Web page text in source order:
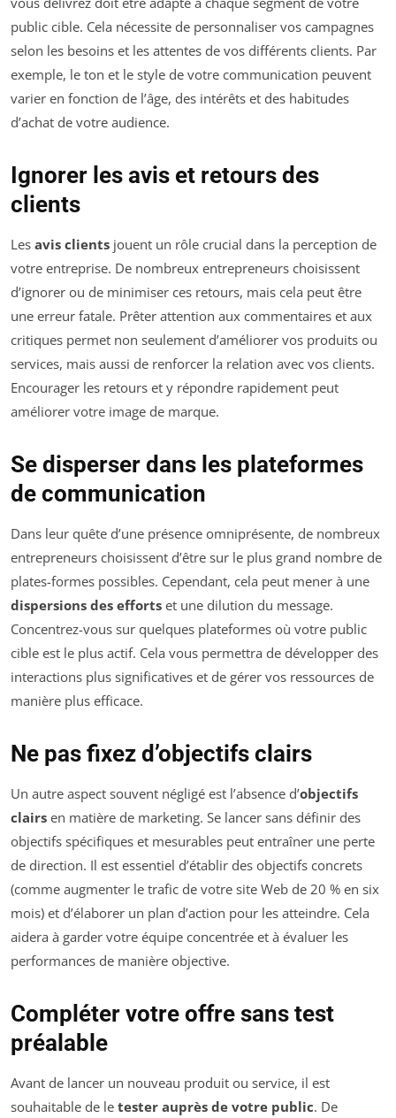
public cible. Cela nécessite de personnaliser vos campagnes
selon les besoins et les attentes de vos différents clients. Par
exemple, le ton et le style de votre communication peuvent
varier en fonction de l’âge, des intérêts et des habitudes
d’achat de votre audience.
Ignorer les avis et retours des
clients
Les avis clients jouent un rôle crucial dans la perception de
votre entreprise. De nombreux entrepreneurs choisissent
d’ignorer ou de minimiser ces retours, mais cela peut être
une erreur fatale. Prêter attention aux commentaires et aux
critiques permet non seulement d’améliorer vos produits ou
services, mais aussi de renforcer la relation avec vos clients.
Encourager les retours et y répondre rapidement peut
améliorer votre image de marque.
Se disperser dans les plateformes
de communication
Dans leur quête d’une présence omniprésente, de nombreux
entrepreneurs choisissent d’être sur le plus grand nombre de
plates-formes possibles. Cependant, cela peut mener à une
dispersions des efforts et une dilution du message.
Concentrez-vous sur quelques plateformes où votre public
cible est le plus actif. Cela vous permettra de développer des
interactions plus significatives et de gérer vos ressources de
manière plus efficace.
Ne pas fixez d’objectifs clairs
Un autre aspect souvent négligé est l’absence d’objectifs
clairs en matière de marketing. Se lancer sans définir des
objectifs spécifiques et mesurables peut entraîner une perte
de direction. Il est essentiel d’établir des objectifs concrets
(comme augmenter le trafic de votre site Web de 20 % en six
mois) et d’élaborer un plan d’action pour les atteindre. Cela
aidera à garder votre équipe concentrée et à évaluer les
performances de manière objective.
Compléter votre offre sans test
préalable
Avant de lancer un nouveau produit ou service, il est
souhaitable de le tester auprès de votre public. De